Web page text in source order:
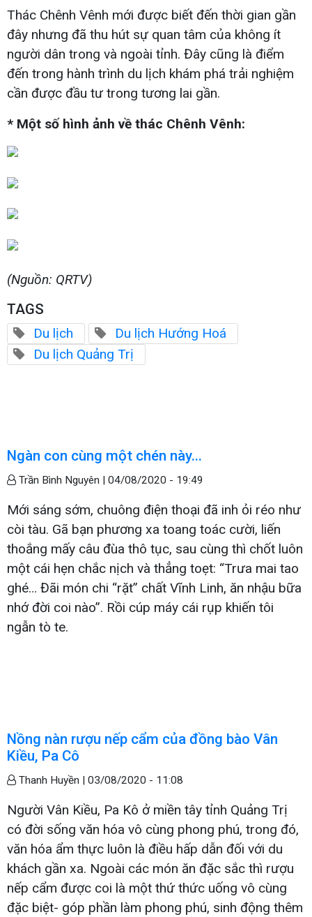
Thác Chênh Vênh mới được biết đến thời gian gần
đây nhưng đã thu hút sự quan tâm của không ít
người dân trong và ngoài tỉnh. Đây cũng là điểm
đến trong hành trình du lịch khám phá trải nghiệm
cần được đầu tư trong tương lai gần.
* Một số hình ảnh về thác Chênh Vênh:
(Nguồn: QRTV)
TAGS
Du lịch
Du lịch Hướng Hoá
Du lịch Quảng Trị
Ngàn con cùng một chén này...
Trần Bình Nguyên | 04/08/2020 - 19:49
Mới sáng sớm, chuông điện thoại đã inh ỏi réo như
còi tàu. Gã bạn phương xa toang toác cười, liến
thoắng mấy câu đùa thô tục, sau cùng thì chốt luôn
một cái hẹn chắc nịch và thẳng toẹt: “Trưa mai tao
ghé… Đãi món chi “rặt” chất Vĩnh Linh, ăn nhậu bữa
nhớ đời coi nào”. Rồi cúp máy cái rụp khiến tôi
ngẫn tò te.
Nồng nàn rượu nếp cẩm của đồng bào Vân
Kiều, Pa Cô
Thanh Huyền | 03/08/2020 - 11:08
Người Vân Kiều, Pa Kô ở miền tây tỉnh Quảng Trị
có đời sống văn hóa vô cùng phong phú, trong đó,
văn hóa ẩm thực luôn là điều hấp dẫn đối với du
khách gần xa. Ngoài các món ăn đặc sắc thì rượu
nếp cẩm được coi là một thứ thức uống vô cùng
đặc biệt- góp phần làm phong phú, sinh động thêm